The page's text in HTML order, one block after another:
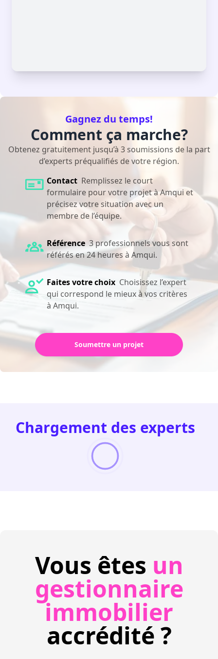
Gagnez du temps!
Comment ça marche?
Obtenez gratuitement jusqu’à 3 soumissions de la part
d’experts préqualifiés de votre région.
Contact Remplissez le court
formulaire pour votre projet à Amqui et
précisez votre situation avec un
membre de l’équipe.
Référence 3 professionnels vous sont
référés en 24 heures à Amqui.
Faites votre choix Choisissez l’expert
qui correspond le mieux à vos critères
à Amqui.
Soumettre un projet
Chargement des experts
Vous êtes un
gestionnaire
immobilier
accrédité ?